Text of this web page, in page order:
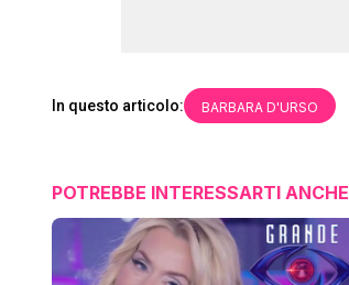
In questo articolo: BARBARA D'URSO
POTREBBE INTERESSARTI ANCHE